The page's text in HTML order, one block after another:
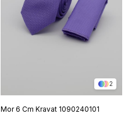
2
Mor 6 Cm Kravat 1090240101